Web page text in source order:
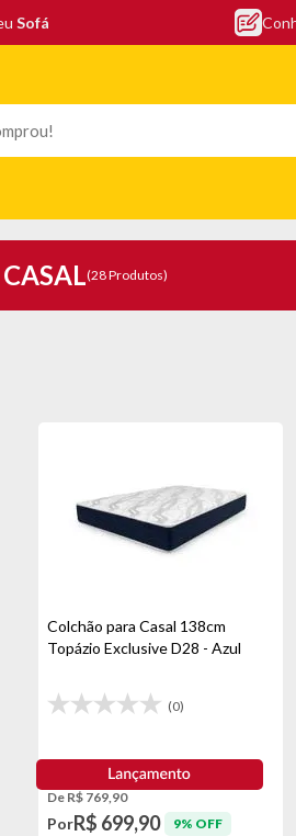
Sofá
CASAL(28 Produtos)
Colchão para Casal 138cm
Topázio Exclusive D28 - Azul
(0)
De R$ 769,90
PorR$ 699,90
9% OFF